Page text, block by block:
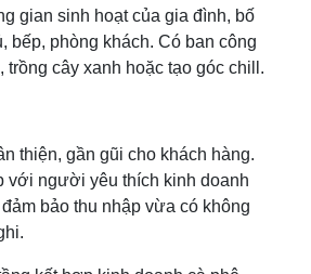
gian sinh hoạt của gia đình, bố
bếp, phòng khách. Có ban công
trồng cây xanh hoặc tạo góc chill.
thiện, gần gũi cho khách hàng.
với người yêu thích kinh doanh
bảo thu nhập vừa có không